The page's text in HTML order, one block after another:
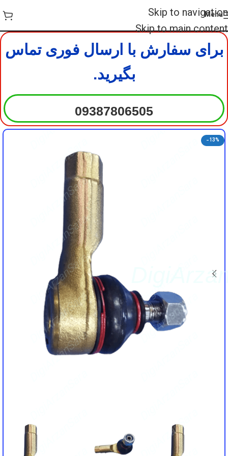
Skip to navigation
Skip to main content
Menu
برای سفارش با ارسال فوری تماس
بگیرید.
09387806505
-13%
DigiArzanSara
DigiArzanSara
DigiArzanSara
DigiArzanSara
DigiArzanSara
DigiArzanSara
DigiArzanSara
DigiArzanSara
DigiArzanSara
DigiArzanSara
DigiArzanSara
DigiArzanSara
DigiArzanSara
DigiArzanSara
DigiArzanSara
DigiArzanSara
DigiArzanSara